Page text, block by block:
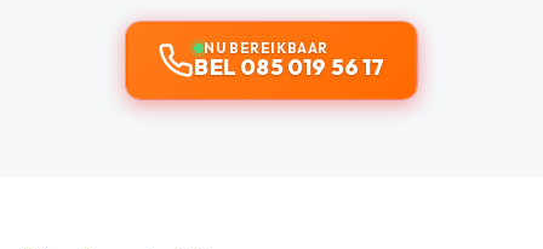
NU BEREIKBAAR
BEL 085 019 56 17